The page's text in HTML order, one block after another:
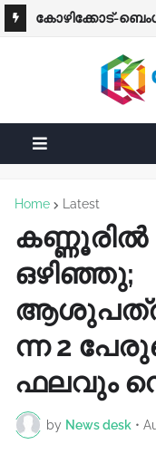
കോഴിക്കോട്-
ഡ്രൈവർക്കും
പ്രൊഫഷണൽ
Home Latest
കണ്ണൂരിൽ
ഒഴിഞ്ഞു;
ന്ന 2
ഫലവും
by News desk •